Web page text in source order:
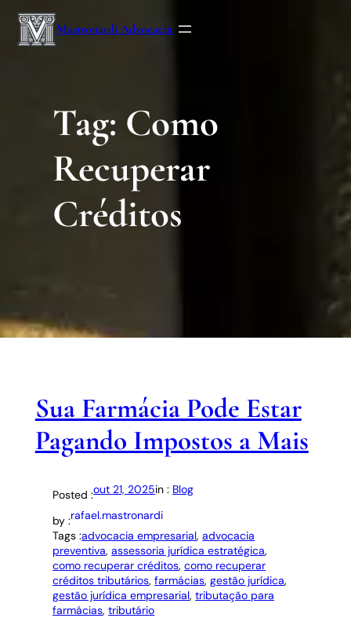
Mastronardi Advocacia
Tag: Como
Recuperar
Créditos
Sua Farmácia Pode Estar
Pagando Impostos a Mais
Posted :out 21, 2025in : Blog
by :rafael.mastronardi
Tags :advocacia empresarial, advocacia
preventiva, assessoria jurídica estratégica
como recuperar créditos, como recuperar
créditos tributários, farmácias, gestão jurídica
gestão jurídica empresarial, tributação para
farmácias, tributário